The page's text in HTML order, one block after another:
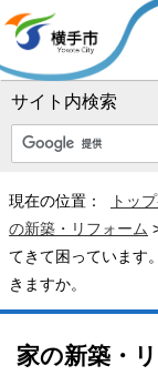
サイト内検索
現在の位置： トッ
の新築・リフォーム
てきて困っています
きますか。
家の新築・